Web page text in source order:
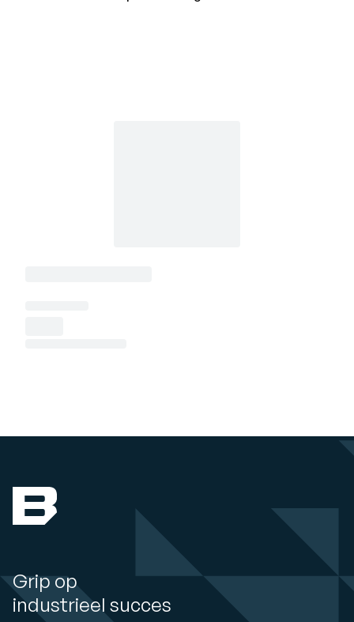
Grip op
industrieel succes